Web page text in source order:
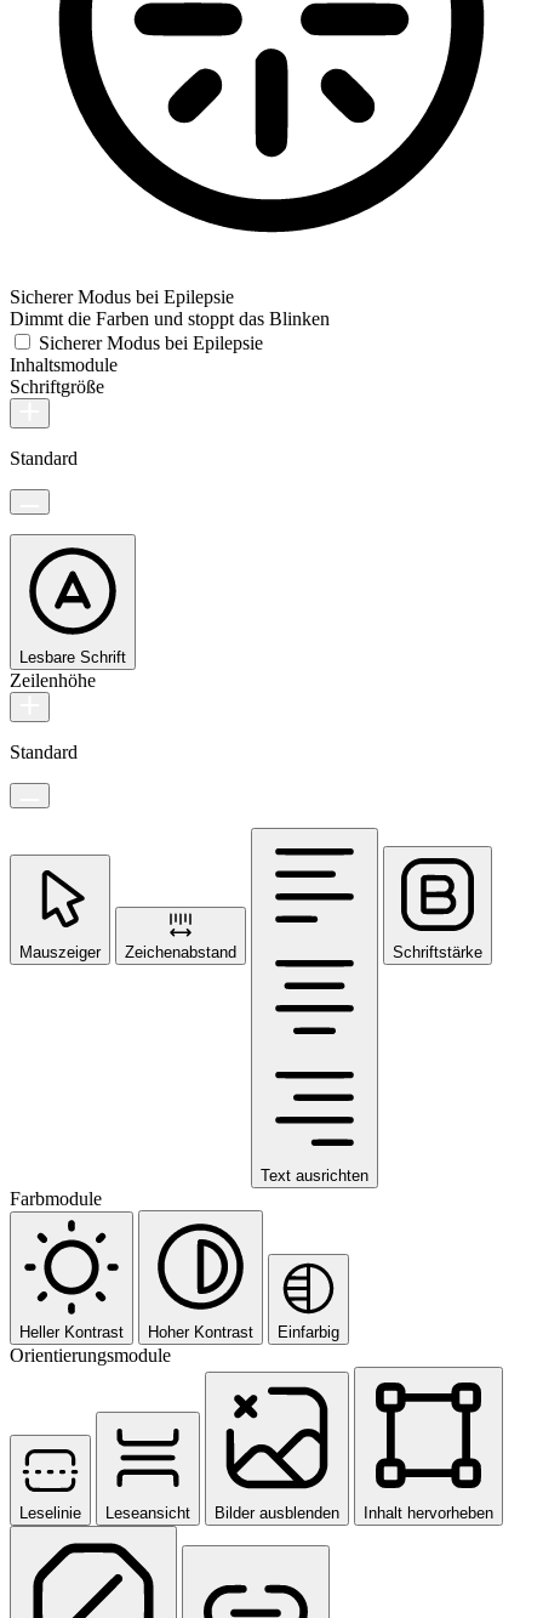
Sicherer Modus bei Epilepsie
Dimmt die Farben und stoppt das Blinken
Sicherer Modus bei Epilepsie
Inhaltsmodule
Schriftgröße
Standard
Lesbare Schrift
Zeilenhöhe
Standard
Mauszeiger Zeichenabstand
Text ausrichten
Schriftstärke
Farbmodule
Heller Kontrast Hoher Kontrast Einfarbig
Orientierungsmodule
Leselinie Leseansicht Bilder ausblenden Inhalt hervorheben